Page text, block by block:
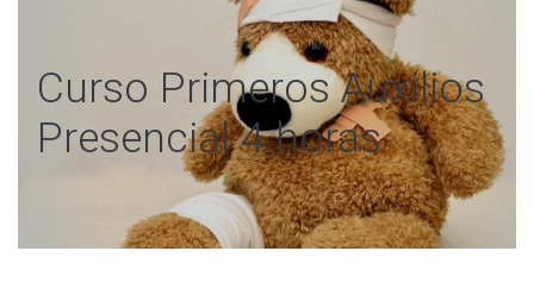
Curso Primeros Auxilios
Presencial 4 horas